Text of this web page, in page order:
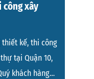
xây
kế, thi công
tại Quận 10,
khách hàng